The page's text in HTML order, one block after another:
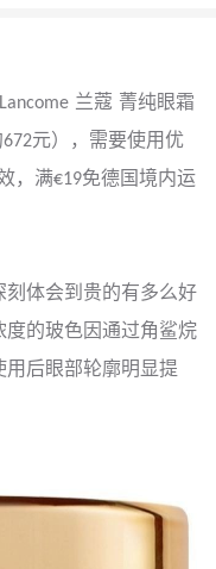
兰蔻 菁纯眼霜
元），需要使用优
，满€19免德国境内运
刻体会到贵的有多么好
度的玻色因通过角鲨烷
用后眼部轮廓明显提